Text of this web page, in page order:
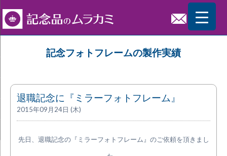
記念フォトフレームの製作実績
退職記念に『ミラーフォトフレーム』
2015年09月24日 (木)
先日、退職記念の『ミラーフォトフレーム』のご依頼を頂きまし